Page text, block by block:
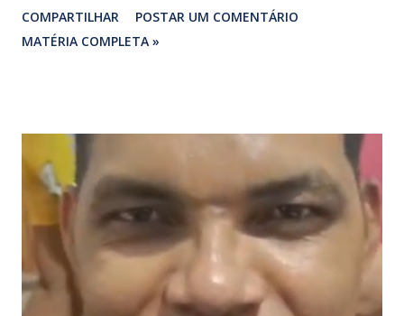
federais que cortam o estado. ​As interdições estão
programadas para começar às 07:00 da manhã e, segundo
manifestação busca chamar a atenção das autoridades para
a pauta da pesca artesanal maranhense, exigindo o
cumprimento de garantias e assistência aos trabalhadores
do setor. Motoristas que planejam trafegar por essas
regiões na data devem estar atentos a possíveis
congestionamentos e atrasos.
COMPARTILHAR
POSTAR UM COMENTÁRIO
MATÉRIA COMPLETA »